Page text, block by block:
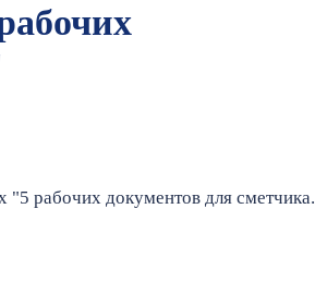
рабочих документов для сметчика.